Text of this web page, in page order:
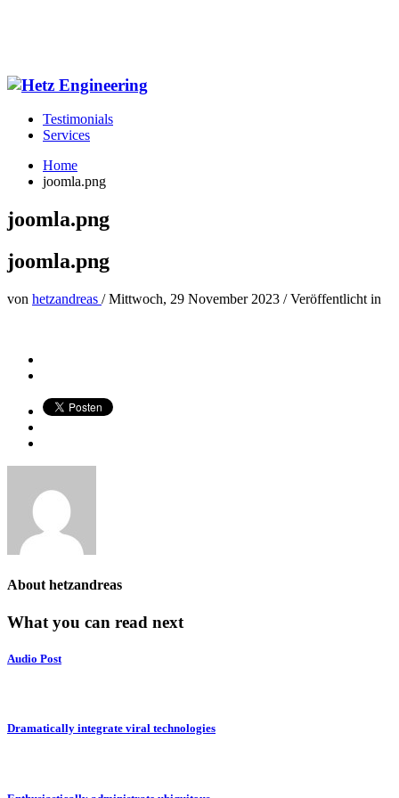
Testimonials
Services
Home
joomla.png
joomla.png
joomla.png
von hetzandreas /Mittwoch, 29 November 2023 /Veröffentlicht in
Abouthetzandreas
What you can read next
Audio Post
Dramatically integrate viral technologies